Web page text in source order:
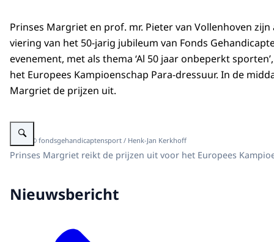
Prinses Margriet en prof. mr. Pieter van Vollenhoven zijn
viering van het 50-jarig jubileum van Fonds
evenement, met als thema ‘Al 50 jaar onbeperkt
het Europees Kampioenschap Para-dressuur. In de
Margriet de prijzen uit.
Vergroot afbeelding Prinses Margriet bij jubileumviering 50 jaar Fonds
Beeld: © fondsgehandicaptensport / Henk-Jan Kerkhoff
Prinses Margriet reikt de prijzen uit voor het Europees
Nieuwsbericht